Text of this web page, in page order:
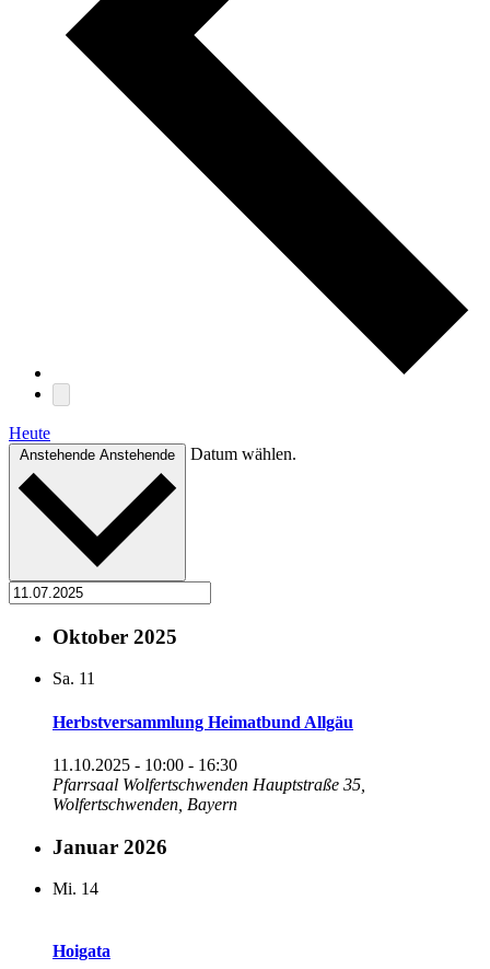
Heute
Anstehende Anstehende Datum wählen.
Oktober 2025
Sa. 11
Herbstversammlung Heimatbund Allgäu
11.10.2025 - 10:00 - 16:30
Pfarrsaal Wolfertschwenden Hauptstraße 35,
Wolfertschwenden, Bayern
Januar 2026
Mi. 14
Hoigata